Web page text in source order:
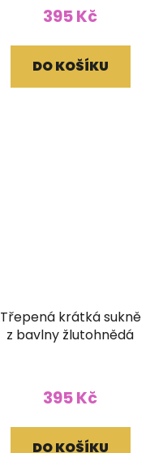
395 Kč
DO KOŠÍKU
Třepená krátká sukně
z bavlny žlutohnědá
395 Kč
DO KOŠÍKU